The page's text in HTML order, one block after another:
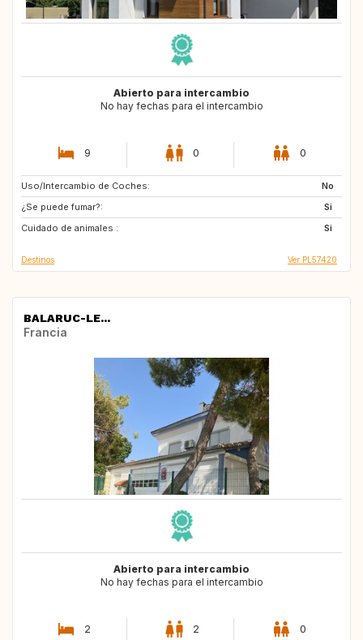
Abierto para intercambio
No hay fechas para el intercambio
9 0 0
Uso/Intercambio de Coches:
No
¿Se puede fumar?:
Si
Cuidado de animales :
Si
ES
Destinos Ver PL57420
BALARUC-LE...
Francia
Abierto para intercambio
No hay fechas para el intercambio
2 2 0